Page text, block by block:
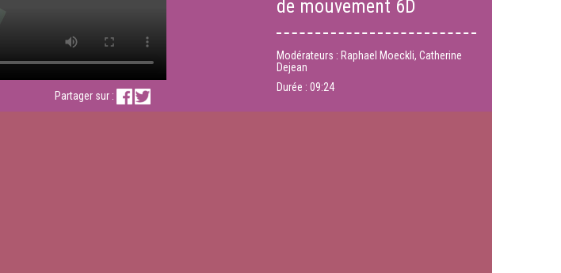
Partager sur :
de mouvement 6D
Modérateurs : Raphael Moeckli, Catherine
Dejean
Durée : 09:24